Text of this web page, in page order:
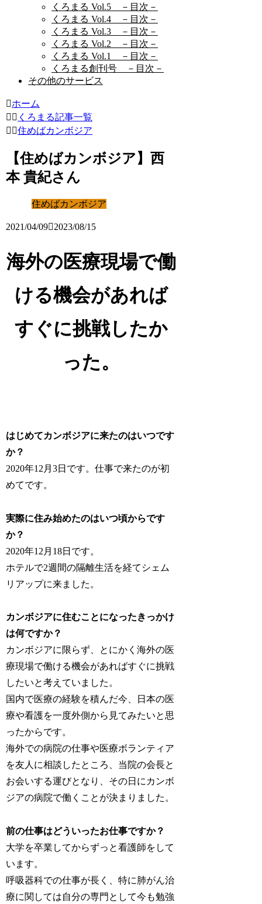
くろまる Vol.5 －目次－
くろまる Vol.4 －目次－
くろまる Vol.3 －目次－
くろまる Vol.2 －目次－
くろまる Vol.1 －目次－
くろまる創刊号 －目次－
その他のサービス
ホーム
くろまる記事一覧
住めばカンボジア
【住めばカンボジア】西
本 貴紀さん
住めばカンボジア
2021/04/09 2023/08/15
海外の医療現場で働
ける機会があれば
すぐに挑戦したか
った。
はじめてカンボジアに来たのはいつです
か？
2020年12月3日です。仕事で来たのが初
めてです。
実際に住み始めたのはいつ頃からです
か？
2020年12月18日です。
ホテルで2週間の隔離生活を経てシェム
リアップに来ました。
カンボジアに住むことになったきっかけ
は何ですか？
カンボジアに限らず、とにかく海外の医
療現場で働ける機会があればすぐに挑戦
したいと考えていました。
国内で医療の経験を積んだ今、日本の医
療や看護を一度外側から見てみたいと思
ったからです。
海外での病院の仕事や医療ボランティア
を友人に相談したところ、当院の会長と
お会いする運びとなり、その日にカンボ
ジアの病院で働くことが決まりました。
前の仕事はどういったお仕事ですか？
大学を卒業してからずっと看護師をして
います。
呼吸器科での仕事が長く、特に肺がん治
療に関しては自分の専門として今も勉強